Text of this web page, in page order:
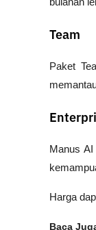
bulanan
Team
Paket
Manus
Harga
Baca